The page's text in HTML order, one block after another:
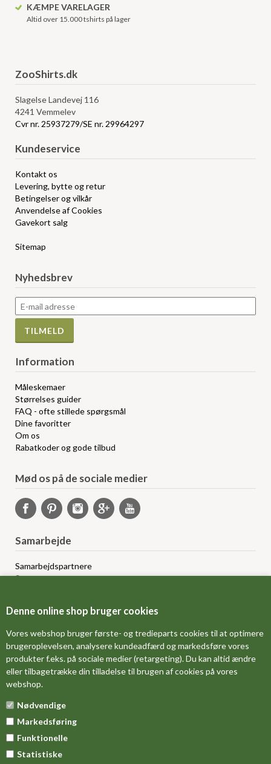
Denne online shop bruger cookies
Vores webshop bruger første- og tredieparts cookies til at optimere
brugeroplevelsen, analysere kundeadfærd og markedsføre vores
produkter f.eks. på sociale medier (retargeting). Du kan altid ændre
eller tilbagetrække din tilladelse til brugen af cookies på vores
webshop.
Nødvendige
Markedsføring
Funktionelle
Statistiske
KÆMPE VARELAGER
Altid over 15.000 tshirts på lager
ZooShirts.dk
Slagelse Landevej 116
4241 Vemmelev
Cvr nr. 25937279/SE nr. 29964297
Kundeservice
Kontakt os
Levering, bytte og retur
Betingelser og vilkår
Anvendelse af Cookies
Gavekort salg
Sitemap
Nyhedsbrev
Information
Måleskemaer
Størrelses guider
FAQ - ofte stillede spørgsmål
Dine favoritter
Om os
Rabatkoder og gode tilbud
Mød os på de sociale medier
Samarbejde
Samarbejdspartnere
Sponsorprogram
Grossistsalg
FORSIDE
OM OS
MÅLESKEMA
DINE FAVORITVARER